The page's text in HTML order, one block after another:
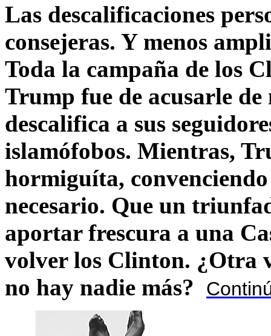
Las descalificaciones
consejeras. Y menos
Toda la campaña de los
Trump fue de acusarle
descalifica a sus
islamófobos. Mientras,
hormiguíta,
necesario. Que un
aportar frescura a una
volver los Clinton. ¿Otra
no hay nadie más?